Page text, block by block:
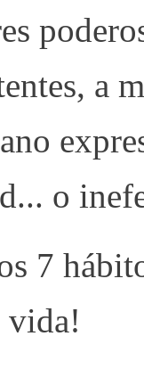
a
o
7
vida!